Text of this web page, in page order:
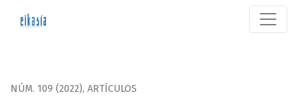
La flor y el viento. Edith Stein y Edmund Husserl sobre la
NÚM. 109 (2022), ARTÍCULOS